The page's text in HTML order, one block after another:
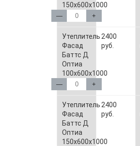
150х600х1000
— +
Утеплитель
Фасад
Баттс Д
Оптиа
100х600х1000
— +
2400
руб.
Утеплитель
Фасад
Баттс Д
Оптиа
150х600х1000
2400
руб.